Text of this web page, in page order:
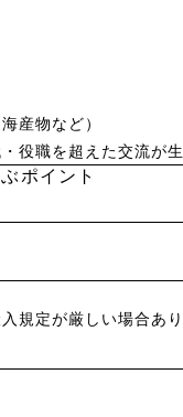
産物など）
役職を超えた交流が
ポイント
規定が厳しい場合あ